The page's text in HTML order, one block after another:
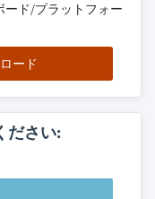
ード/プラットフォー
ード
ださい: